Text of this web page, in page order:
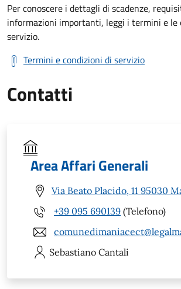
Per conoscere i dettagli di scadenze,
informazioni importanti, leggi i termini e le
servizio.
Termini e condizioni di servizio
Contatti
Area Affari Generali
Via Beato Placido, 11 95030
+39 095 690139 (Telefono)
Sebastiano Cantali